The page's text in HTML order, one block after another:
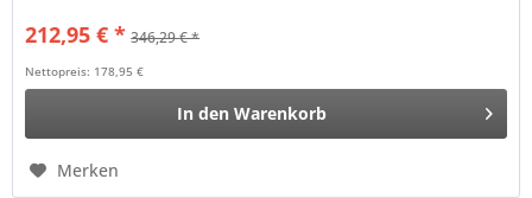
212,95 € * 346,29 € *
Nettopreis: 178,95 €
In den Warenkorb
Merken